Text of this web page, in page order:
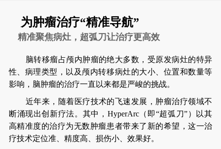
为肿瘤治疗“精准导航”
精准聚焦病灶，超弧刀让治疗更高效
脑转移瘤占颅内肿瘤的绝大多数，受原发病灶的特异
性、病理类型，以及颅内转移病灶的大小、位置和数量等
影响，脑肿瘤的治疗一直以来都是严峻的挑战。
近年来，随着医疗技术的飞速发展，肿瘤治疗领域不
断涌现出创新疗法。其中，HyperArc（即“超弧刀”）以其
高精准度的治疗为无数肿瘤患者带来了新的希望，这一治
疗技术定位准、精度高、损伤小、效果好。